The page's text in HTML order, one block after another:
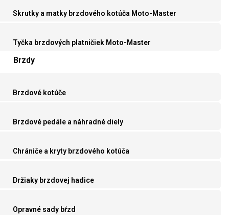
Skrutky a matky brzdového kotúča Moto-Master
Tyčka brzdových platničiek Moto-Master
Brzdy
Brzdové kotúče
Brzdové pedále a náhradné diely
Chrániče a kryty brzdového kotúča
Držiaky brzdovej hadice
Opravné sady bŕzd